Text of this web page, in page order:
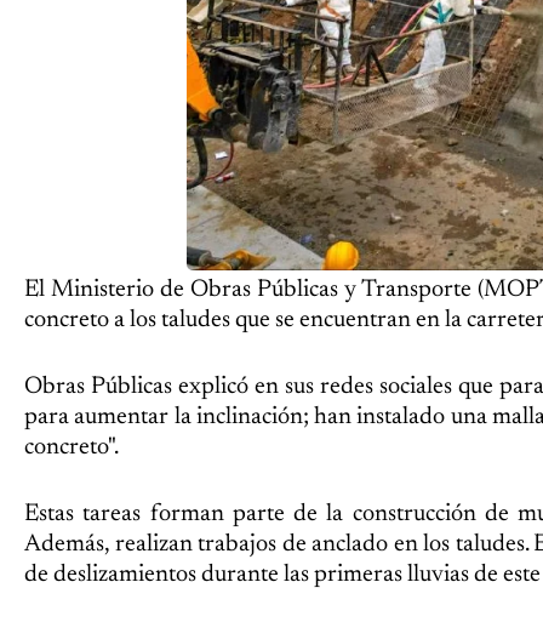
El Ministerio de Obras Públicas y Transporte
concreto a los taludes que se encuentran en la
Obras Públicas explicó en sus redes sociales que
para aumentar la inclinación; han instalado una
concreto".
Estas tareas forman parte de la construcción de
Además, realizan trabajos de anclado en los
de deslizamientos durante las primeras lluvias de este